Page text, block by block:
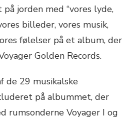
jorden med “vores lyde,
billeder, vores musik,
følelser på et album, der
Golden Records.
de ​​29 musikalske
på albummet, der
rumsonderne Voyager I og